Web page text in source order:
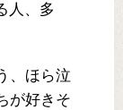
人、多
、ほら泣
が好きそ